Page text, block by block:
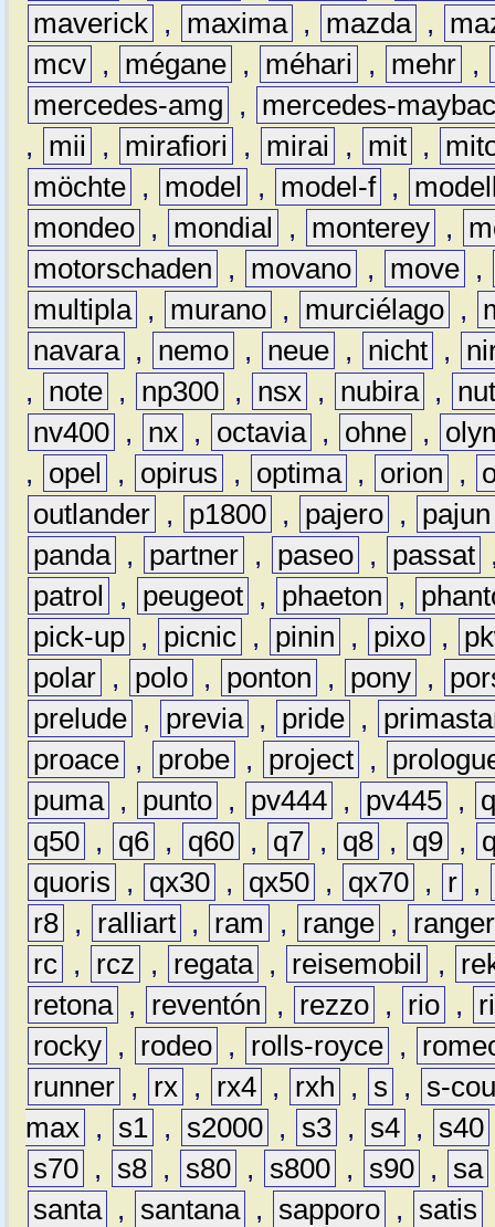
maverick , maxima , mazda ,
mcv , mégane , méhari , mehr ,
mercedes-amg
,
mercedes-
,
mii , mirafiori , mirai , mit ,
möchte , model , model-f ,
mondeo , mondial , monterey ,
motorschaden
, movano , move ,
multipla , murano , murciélago ,
navara , nemo , neue , nicht ,
,
note , np300 , nsx , nubira ,
nv400 , nx , octavia , ohne ,
,
opel , opirus , optima , orion ,
outlander , p1800 , pajero ,
pajun
panda , partner , paseo , passat
patrol
, peugeot , phaeton ,
pick-up , picnic , pinin , pixo ,
polar , polo , ponton , pony ,
prelude , previa , pride ,
proace , probe , project ,
puma , punto , pv444 , pv445 ,
q50 , q6 , q60 , q7 , q8 , q9 ,
quoris
, qx30 , qx50 , qx70 , r ,
r8 , ralliart , ram , range ,
ranger
rc , rcz , regata , reisemobil ,
retona , reventón , rezzo , rio ,
rocky , rodeo , rolls-royce ,
runner , rx , rx4 , rxh , s ,
s-
max , s1 , s2000 , s3 , s4 , s40
s70 , s8 , s80 , s800 , s90 , sa
santa , santana , sapporo , satis